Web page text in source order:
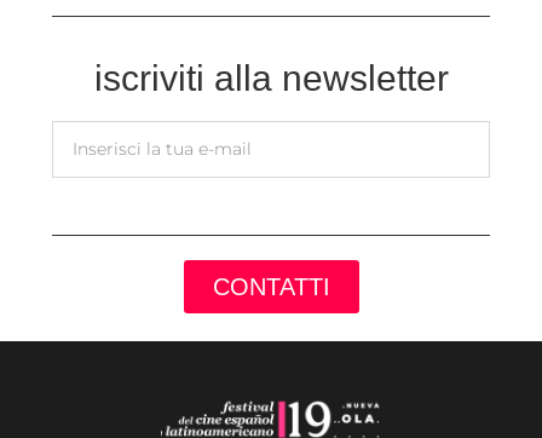
iscriviti alla newsletter
CONTATTI